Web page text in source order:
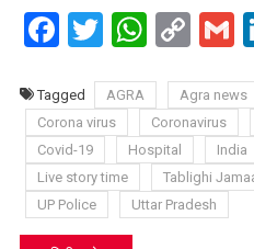
Facebook
Twitter
Tagged AGRA Agra news
Corona virus
Coronavirus
Covid-19
Hospital India
Live story time
Tablighi
UP Police
Uttar Pradesh